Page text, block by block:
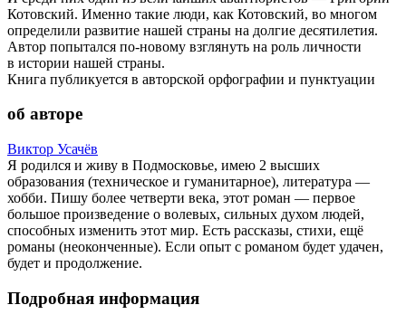
Котовский. Именно такие люди, как Котовский, во многом
определили развитие нашей страны на долгие десятилетия.
Автор попытался по-новому взглянуть на роль личности
в истории нашей страны.
Книга публикуется в авторской орфографии и пунктуации
об авторе
Виктор Усачёв
Я родился и живу в Подмосковье, имею 2 высших
образования (техническое и гуманитарное), литература —
хобби. Пишу более четверти века, этот роман — первое
большое произведение о волевых, сильных духом людей,
способных изменить этот мир. Есть рассказы, стихи, ещё
романы (неоконченные). Если опыт с романом будет удачен,
будет и продолжение.
Подробная информация